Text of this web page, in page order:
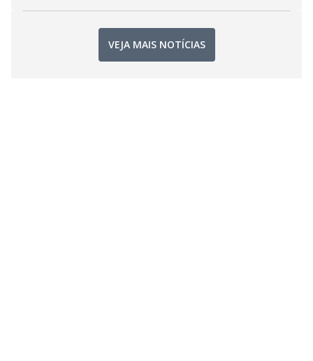
VEJA MAIS NOTÍCIAS